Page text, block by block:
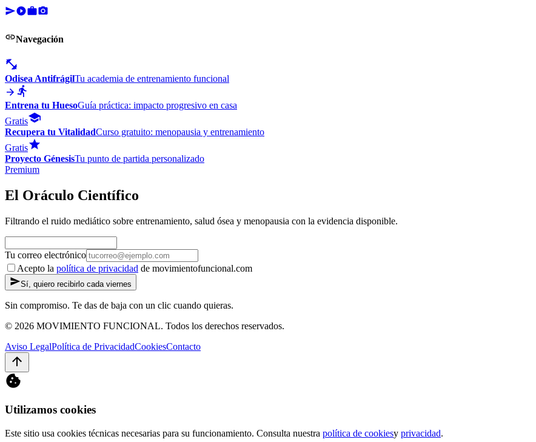
Navegación
Odisea AntifrágilTu academia de entrenamiento funcional
Entrena tu HuesoGuía práctica: impacto progresivo en casa
Gratis
Recupera tu VitalidadCurso gratuito: menopausia y entrenamiento
Gratis
Proyecto GénesisTu punto de partida personalizado
Premium
El Oráculo Científico
Filtrando el ruido mediático sobre entrenamiento, salud ósea y menopausia con la evidencia disponible.
Tu correo electrónico
Acepto la política de privacidad de movimientofuncional.com
Sí, quiero recibirlo cada viernes
Sin compromiso. Te das de baja con un clic cuando quieras.
© 2026 MOVIMIENTO FUNCIONAL. Todos los derechos reservados.
Aviso LegalPolítica de PrivacidadCookiesContacto
Utilizamos cookies
Este sitio usa cookies técnicas necesarias para su funcionamiento. Consulta nuestra política de cookiesy privacidad.